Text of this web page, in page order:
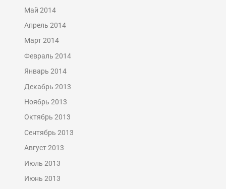
Май 2014
Апрель 2014
Март 2014
Февраль 2014
Январь 2014
Декабрь 2013
Ноябрь 2013
Октябрь 2013
Сентябрь 2013
Август 2013
Июль 2013
Июнь 2013